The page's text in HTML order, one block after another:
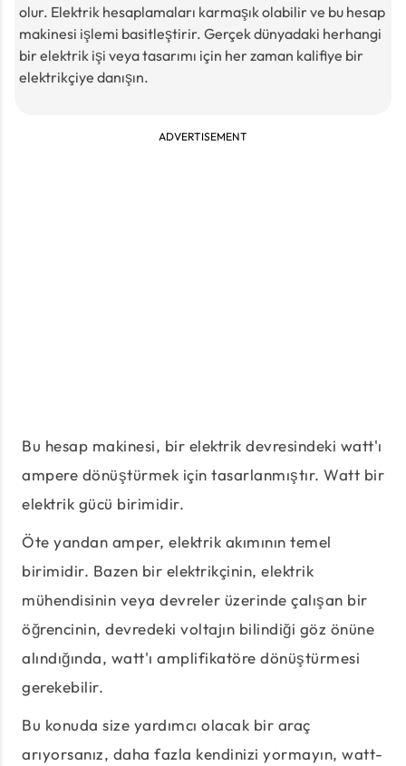
olur. Elektrik hesaplamaları karmaşık olabilir ve bu hesap
makinesi işlemi basitleştirir. Gerçek dünyadaki herhangi
bir elektrik işi veya tasarımı için her zaman kalifiye bir
elektrikçiye danışın.
ADVERTISEMENT
Bu hesap makinesi, bir elektrik devresindeki watt'ı
ampere dönüştürmek için tasarlanmıştır. Watt bir
elektrik gücü birimidir.
Öte yandan amper, elektrik akımının temel
birimidir. Bazen bir elektrikçinin, elektrik
mühendisinin veya devreler üzerinde çalışan bir
öğrencinin, devredeki voltajın bilindiği göz önüne
alındığında, watt'ı amplifikatöre dönüştürmesi
gerekebilir.
Bu konuda size yardımcı olacak bir araç
arıyorsanız, daha fazla kendinizi yormayın, watt-